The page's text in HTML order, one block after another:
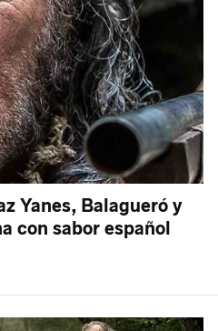
Yanes, Balagueró y
con sabor español